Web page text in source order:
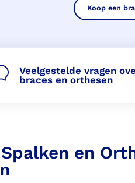
Koop een
Veelgestelde vragen
braces en orthesen
en